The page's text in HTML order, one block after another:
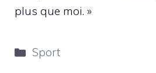
plus que moi. »
Catégories
Sport